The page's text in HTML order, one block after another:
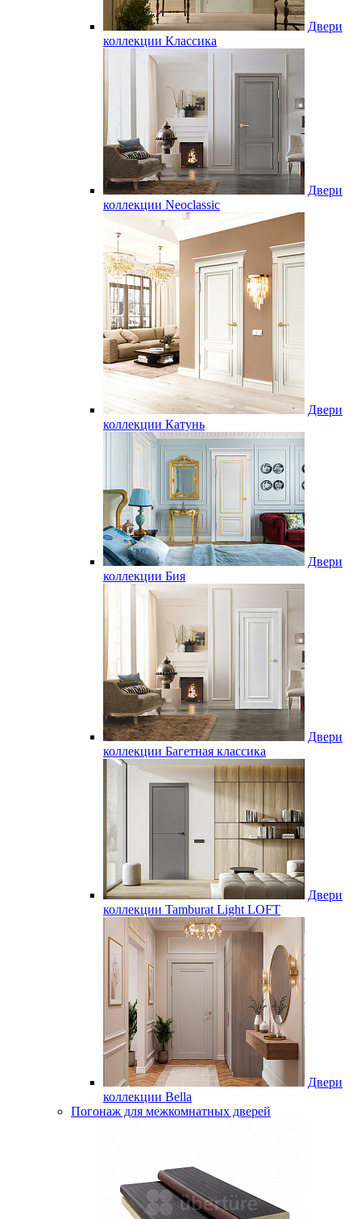
Двери
коллекции Классика
Двери
коллекции Neoclassic
Двери
коллекции Катунь
Двери
коллекции Бия
Двери
коллекции Багетная классика
Двери
коллекции Tamburat Light LOFT
Двери
коллекции Bella
Погонаж для межкомнатных дверей